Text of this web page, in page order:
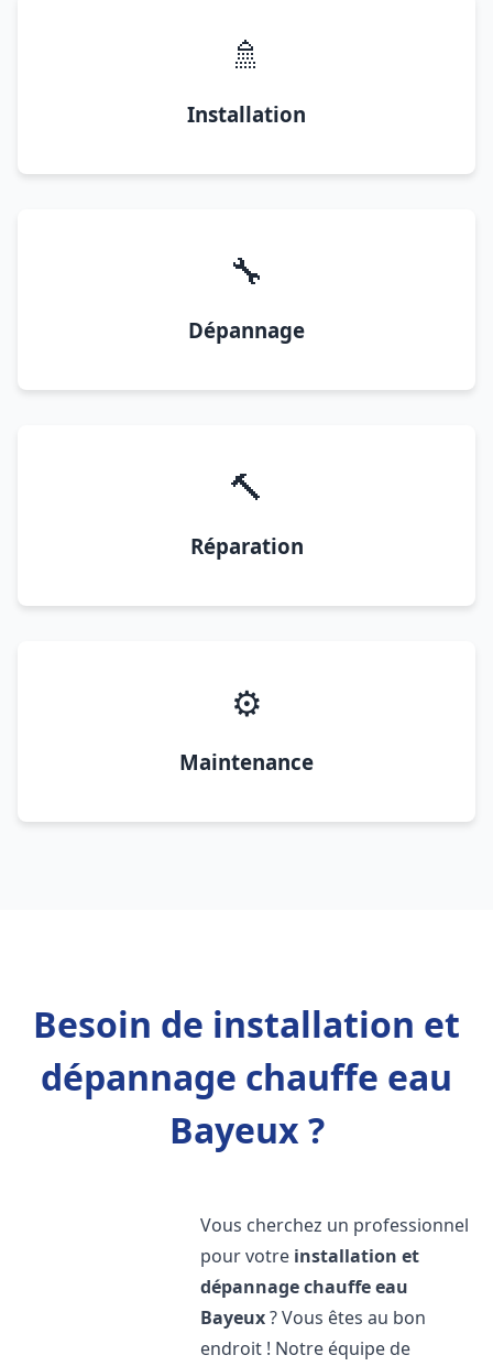
🚿
Installation
🔧
Dépannage
🔨
Réparation
⚙️
Maintenance
Besoin de installation et
dépannage chauffe eau
Bayeux ?
Vous cherchez un professionnel
pour votre installation et
dépannage chauffe eau
Bayeux? Vous êtes au bon
endroit ! Notre équipe de